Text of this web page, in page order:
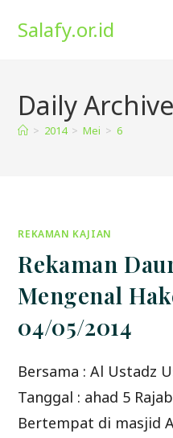
Salafy.or.id
Daily
> 2014 > Mei > 6
REKAMAN KAJIAN
Rekaman
Mengenal
04/05/2014
Bersama : Al Ustadz
Tanggal : ahad 5
Bertempat di masjid